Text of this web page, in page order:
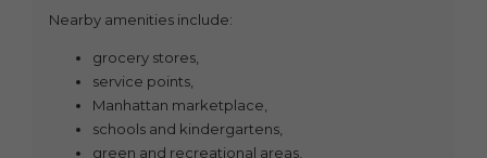
Nearby amenities include:
grocery stores,
service points,
Manhattan marketplace,
schools and kindergartens,
green and recreational areas,